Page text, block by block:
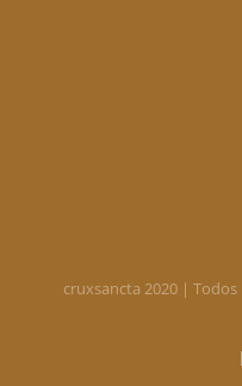
cruxsancta 2020 |